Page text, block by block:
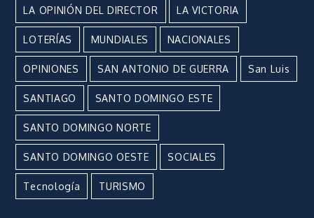
LA OPINIÓN DEL DIRECTOR LA VICTORIA
LOTERÍAS MUNDIALES NACIONALES
OPINIONES SAN ANTONIO DE GUERRA San Luis
SANTIAGO SANTO DOMINGO ESTE
SANTO DOMINGO NORTE
SANTO DOMINGO OESTE SOCIALES
Tecnología TURISMO